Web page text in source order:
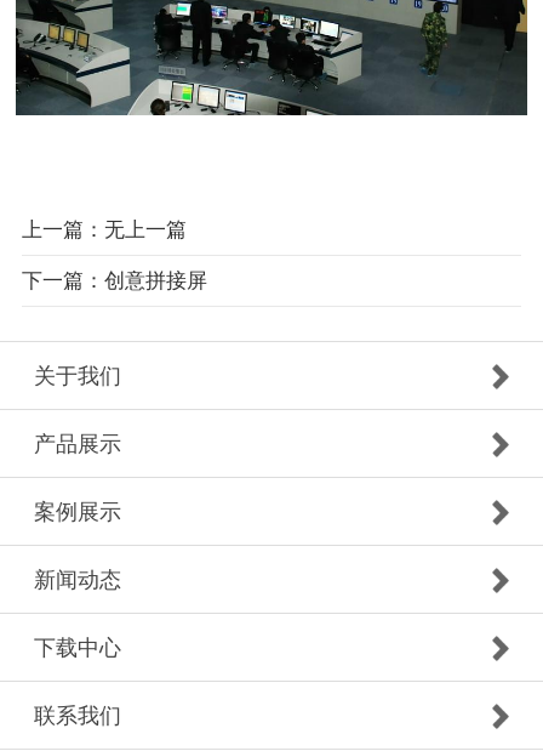
上一篇：无上一篇
下一篇：创意拼接屏
关于我们
产品展示
案例展示
新闻动态
下载中心
联系我们